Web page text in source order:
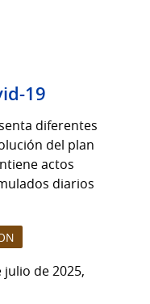
19
diferentes
del plan
actos
diarios
julio de 2025,